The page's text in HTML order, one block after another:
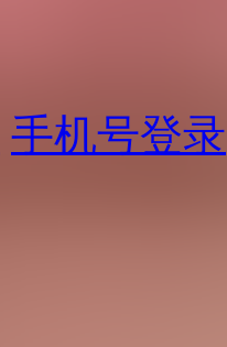
手机号登录